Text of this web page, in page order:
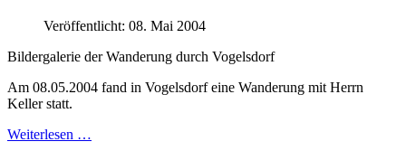
Veröffentlicht: 08. Mai 2004
Bildergalerie der Wanderung durch Vogelsdorf
Am 08.05.2004 fand in Vogelsdorf eine Wanderung mit Herrn
Keller statt.
Weiterlesen …